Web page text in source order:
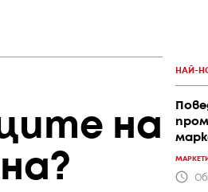
на
НАЙ-